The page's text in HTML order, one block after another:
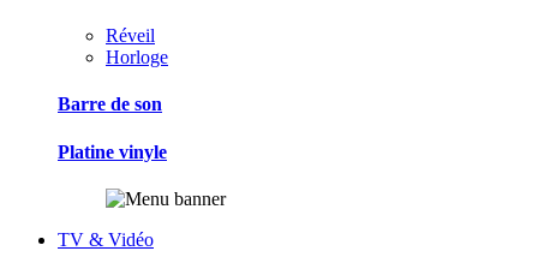
Réveil
Horloge
Barre de son
Platine vinyle
TV & Vidéo